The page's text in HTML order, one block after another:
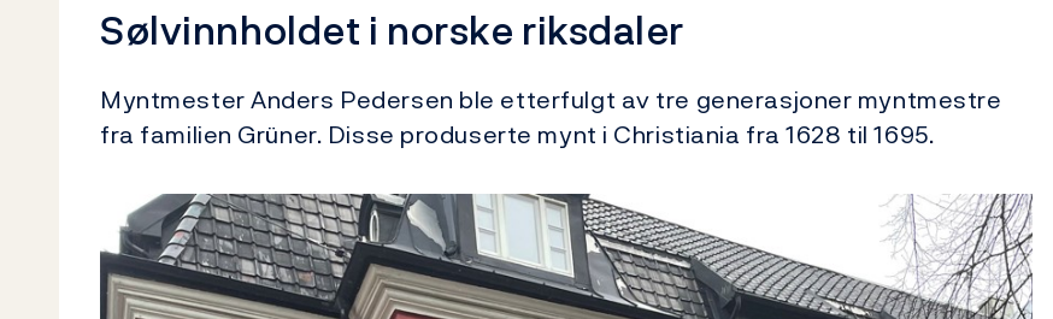
Sølvinnholdet i norske riksdaler
Myntmester Anders Pedersen ble etterfulgt av tre generasjoner myntmestre
fra familien Grüner. Disse produserte mynt i Christiania fra 1628 til 1695.